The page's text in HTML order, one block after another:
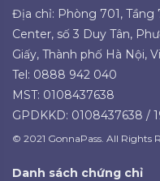
Địa chỉ: Phòng 701, Tầng
Center, số 3 Duy Tân,
Giấy, Thành phố Hà Nội,
Tel: 0888 942 040
MST: 0108437638
GPDKKD: 0108437638 /
© 2021 GonnaPass. All Rights
Danh sách chứng chỉ